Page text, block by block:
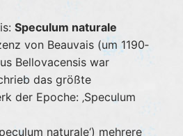
Speculum naturale
von Beauvais (um 1190‐
Bellovacensis war
das größte
der Epoche: ‚Speculum
naturale‘) mehrere